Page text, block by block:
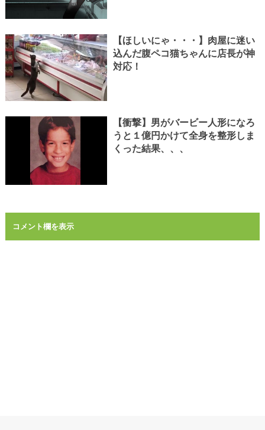
【ほしいにゃ・・・】肉屋に迷い
込んだ腹ペコ猫ちゃんに店長が神
対応！
【衝撃】男がバービー人形になろ
うと１億円かけて全身を整形しま
くった結果、、、
コメント欄を表示